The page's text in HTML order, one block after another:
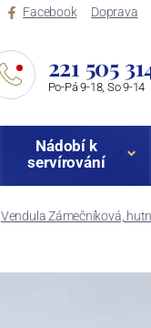
Facebook Doprava
221 505
Po-Pá 9-18, So 9-14
Nádobí k
servírování
Vendula Zámečníková,